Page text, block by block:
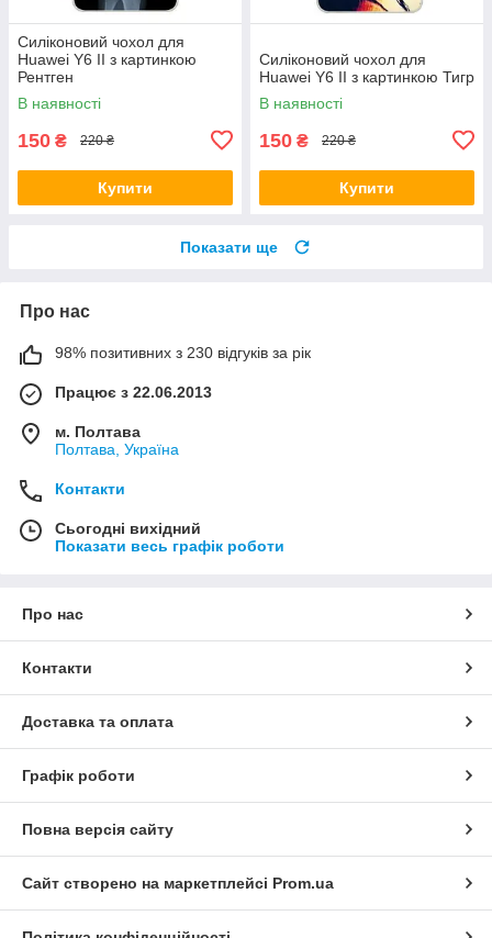
Силіконовий чохол для
Huawei Y6 II з картинкою
Рентген
В наявності
150 ₴ 220 ₴
Купити
Силіконовий чохол для
Huawei Y6 II з картинкою Тигр
В наявності
150 ₴ 220 ₴
Купити
Показати ще
Про нас
98% позитивних з 230 відгуків за рік
Працює з 22.06.2013
м. Полтава
Полтава, Україна
Контакти
Сьогодні вихідний
Показати весь графік роботи
Про нас
Контакти
Доставка та оплата
Графік роботи
Повна версія сайту
Сайт створено на маркетплейсі Prom.ua